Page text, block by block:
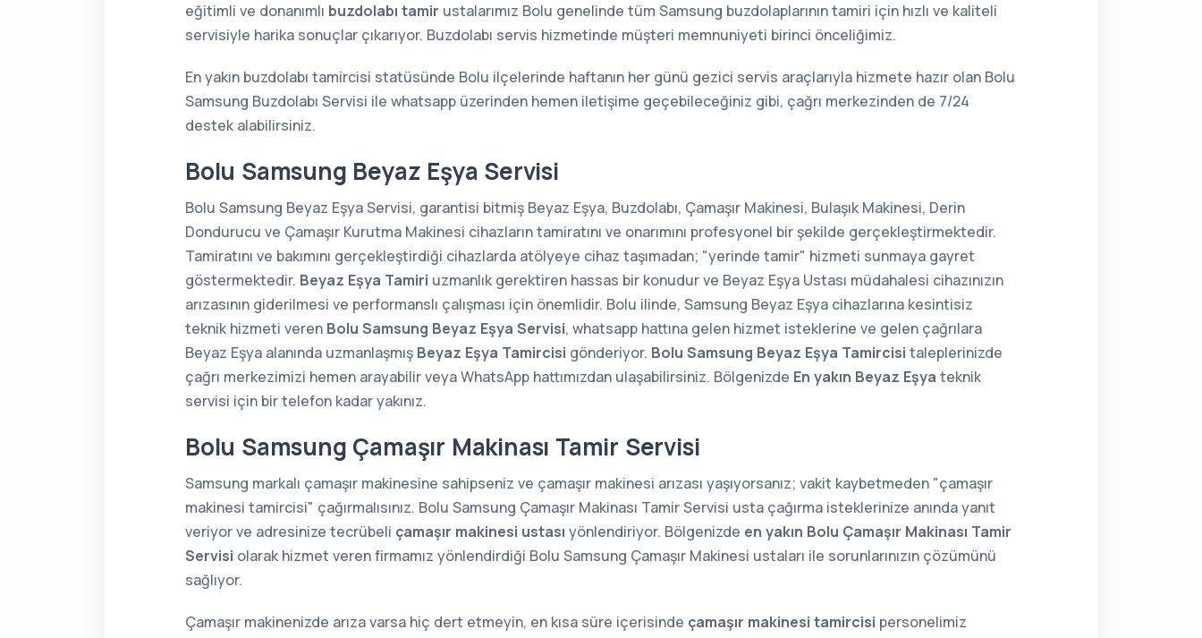
eğitimli ve donanımlı buzdolabı tamir ustalarımız Bolu genelinde tüm Samsung buzdolaplarının tamiri için hızlı ve kaliteli
servisiyle harika sonuçlar çıkarıyor. Buzdolabı servis hizmetinde müşteri memnuniyeti birinci önceliğimiz.
En yakın buzdolabı tamircisi statüsünde Bolu ilçelerinde haftanın her günü gezici servis araçlarıyla hizmete hazır olan Bolu
Samsung Buzdolabı Servisi ile whatsapp üzerinden hemen iletişime geçebileceğiniz gibi, çağrı merkezinden de 7/24
destek alabilirsiniz.
Bolu Samsung Beyaz Eşya Servisi
Bolu Samsung Beyaz Eşya Servisi, garantisi bitmiş Beyaz Eşya, Buzdolabı, Çamaşır Makinesi, Bulaşık Makinesi, Derin
Dondurucu ve Çamaşır Kurutma Makinesi cihazların tamiratını ve onarımını profesyonel bir şekilde gerçekleştirmektedir.
Tamiratını ve bakımını gerçekleştirdiği cihazlarda atölyeye cihaz taşımadan; "yerinde tamir" hizmeti sunmaya gayret
göstermektedir. Beyaz Eşya Tamiri uzmanlık gerektiren hassas bir konudur ve Beyaz Eşya Ustası müdahalesi cihazınızın
arızasının giderilmesi ve performanslı çalışması için önemlidir. Bolu ilinde, Samsung Beyaz Eşya cihazlarına kesintisiz
teknik hizmeti veren Bolu Samsung Beyaz Eşya Servisi, whatsapp hattına gelen hizmet isteklerine ve gelen çağrılara
Beyaz Eşya alanında uzmanlaşmış Beyaz Eşya Tamircisi gönderiyor. Bolu Samsung Beyaz Eşya Tamircisi taleplerinizde
çağrı merkezimizi hemen arayabilir veya WhatsApp hattımızdan ulaşabilirsiniz. Bölgenizde En yakın Beyaz Eşya teknik
servisi için bir telefon kadar yakınız.
Bolu Samsung Çamaşır Makinası Tamir Servisi
Samsung markalı çamaşır makinesine sahipseniz ve çamaşır makinesi arızası yaşıyorsanız; vakit kaybetmeden "çamaşır
makinesi tamircisi" çağırmalısınız. Bolu Samsung Çamaşır Makinası Tamir Servisi usta çağırma isteklerinize anında yanıt
veriyor ve adresinize tecrübeli çamaşır makinesi ustası yönlendiriyor. Bölgenizde en yakın Bolu Çamaşır Makinası Tamir
Servisi olarak hizmet veren firmamız yönlendirdiği Bolu Samsung Çamaşır Makinesi ustaları ile sorunlarınızın çözümünü
sağlıyor.
Çamaşır makinenizde arıza varsa hiç dert etmeyin, en kısa süre içerisinde çamaşır makinesi tamircisi personelimiz